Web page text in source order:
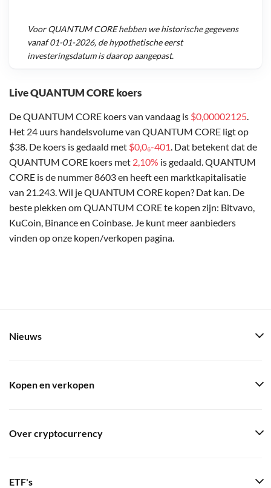
Live QUANTUM CORE koers
De QUANTUM CORE koers van vandaag is $0,00002125.
Het 24 uurs handelsvolume van QUANTUM CORE ligt op
$38. De koers is gedaald met $0,0₆-401. Dat betekent dat de
QUANTUM CORE koers met 2,10% is gedaald. QUANTUM
CORE is de nummer 8603 en heeft een marktkapitalisatie
van 21.243. Wil je QUANTUM CORE kopen? Dat kan. De
beste plekken om QUANTUM CORE te kopen zijn: Bitvavo,
KuCoin, Binance en Coinbase. Je kunt meer aanbieders
vinden op onze kopen/verkopen pagina.
VoorQUANTUM COREhebben we historische gegevens
vanaf01-01-2026, de hypothetische eerst
investeringsdatum is daarop aangepast.
Nieuws
Kopen en verkopen
Over cryptocurrency
ETF's